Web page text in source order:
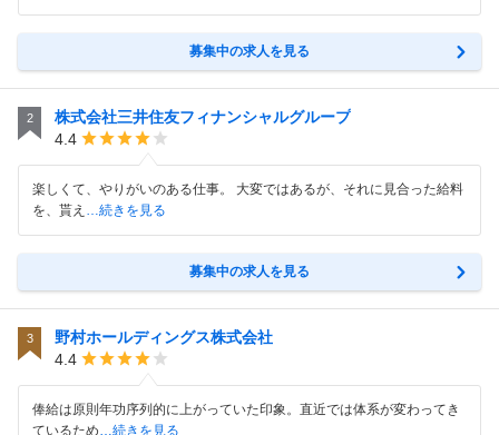
募集中の求人を見る
2
株式会社三井住友フィナンシャルグループ
4.4
楽しくて、やりがいのある仕事。 大変ではあるが、それに見合った給料
を、貰え …続きを見る
募集中の求人を見る
3
野村ホールディングス株式会社
4.4
俸給は原則年功序列的に上がっていた印象。直近では体系が変わってき
ているため…続きを見る